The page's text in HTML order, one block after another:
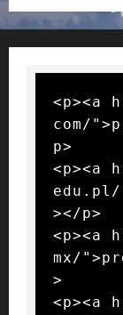
<p><a
com/
p>
<p><a
edu.pl/
></p>
<p><a
mx/
>
<p><a